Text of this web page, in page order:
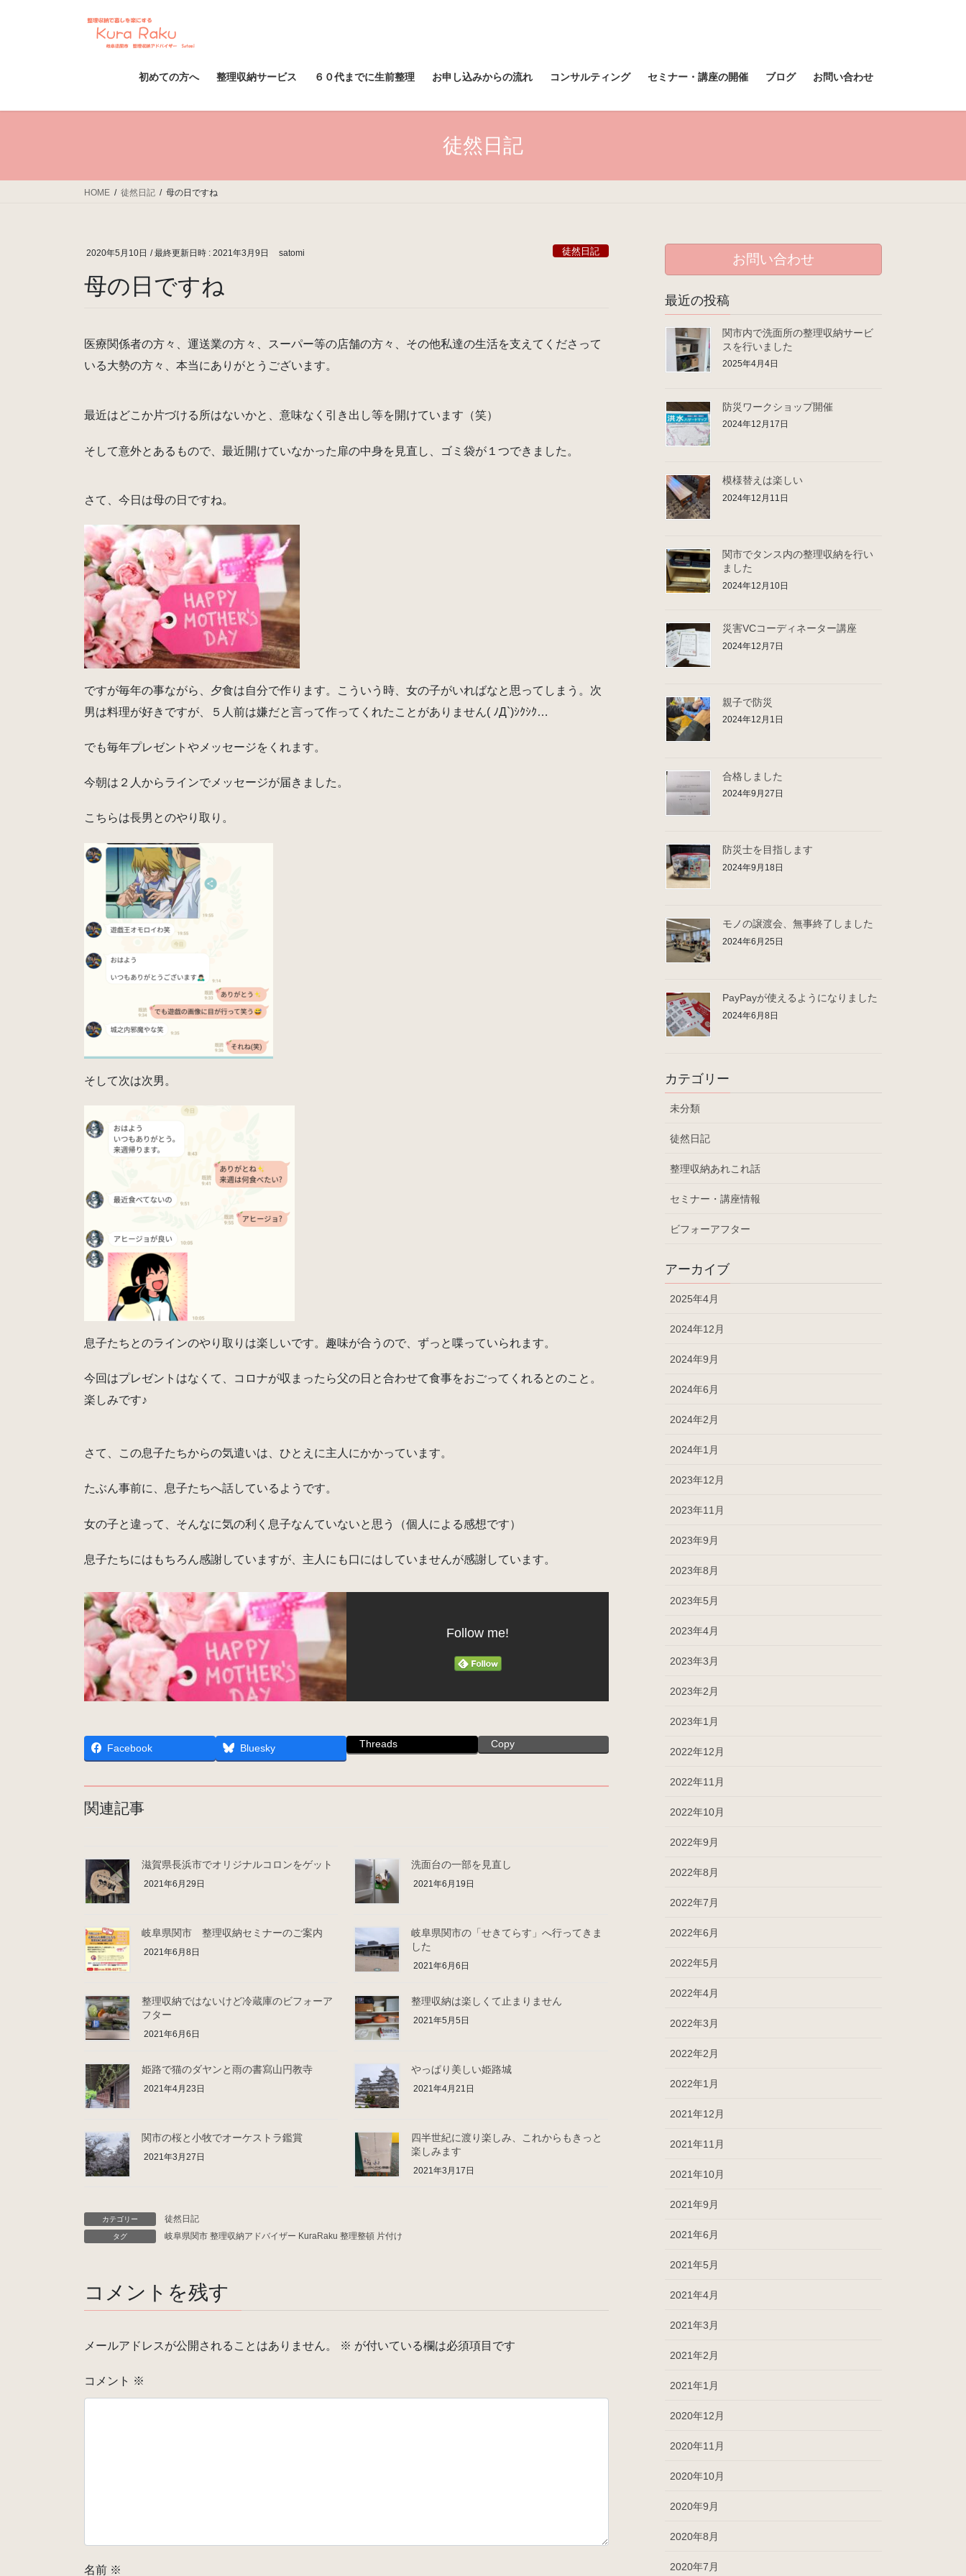
ス
ン
初めての方へ 整理収納サービス ６０代までに生前整理 お申し込みからの流れ コンサルティング セミナー・講座の開催 ブログ お問い合わせ
徒然日記
HOME 徒然日記 母の日ですね
2020年5月10日 / 最終更新日時 : 2021年3月9日 satomi 徒然日記
母の日ですね
医療関係者の方々、運送業の方々、スーパー等の店舗の方々、その他私達の生活を支えてくださって
いる大勢の方々、本当にありがとうございます。
最近はどこか片づける所はないかと、意味なく引き出し等を開けています（笑）
そして意外とあるもので、最近開けていなかった扉の中身を見直し、ゴミ袋が１つできました。
さて、今日は母の日ですね。
ですが毎年の事ながら、夕食は自分で作ります。こういう時、女の子がいればなと思ってしまう。次
男は料理が好きですが、５人前は嫌だと言って作ってくれたことがありません( ﾉД`)ｼｸｼｸ…
でも毎年プレゼントやメッセージをくれます。
今朝は２人からラインでメッセージが届きました。
こちらは長男とのやり取り。
そして次は次男。
息子たちとのラインのやり取りは楽しいです。趣味が合うので、ずっと喋っていられます。
今回はプレゼントはなくて、コロナが収まったら父の日と合わせて食事をおごってくれるとのこと。
楽しみです♪
さて、この息子たちからの気遣いは、ひとえに主人にかかっています。
たぶん事前に、息子たちへ話しているようです。
女の子と違って、そんなに気の利く息子なんていないと思う（個人による感想です）
息子たちにはもちろん感謝していますが、主人にも口にはしていませんが感謝しています。
Follow me!
Facebook Bluesky Threads Copy
関連記事
滋賀県長浜市でオリジナルコロンをゲット
2021年6月29日
洗面台の一部を見直し
2021年6月19日
岐阜県関市 整理収納セミナーのご案内
2021年6月8日
岐阜県関市の「せきてらす」へ行ってきま
した
2021年6月6日
整理収納ではないけど冷蔵庫のビフォーア
フター
2021年6月6日
整理収納は楽しくて止まりません
2021年5月5日
姫路で猫のダヤンと雨の書寫山円教寺
2021年4月23日
やっぱり美しい姫路城
2021年4月21日
関市の桜と小牧でオーケストラ鑑賞
2021年3月27日
四半世紀に渡り楽しみ、これからもきっと
楽しみます
2021年3月17日
カテゴリー 徒然日記
タグ 岐阜県関市 整理収納アドバイザー KuraRaku 整理整頓 片付け
コメントを残す
メールアドレスが公開されることはありません。 ※ が付いている欄は必須項目です
コメント ※
名前 ※
お問い合わせ
最近の投稿
関市内で洗面所の整理収納サービ
スを行いました
2025年4月4日
防災ワークショップ開催
2024年12月17日
模様替えは楽しい
2024年12月11日
関市でタンス内の整理収納を行い
ました
2024年12月10日
災害VCコーディネーター講座
2024年12月7日
親子で防災
2024年12月1日
合格しました
2024年9月27日
防災士を目指します
2024年9月18日
モノの譲渡会、無事終了しました
2024年6月25日
PayPayが使えるようになりました
2024年6月8日
カテゴリー
未分類
徒然日記
整理収納あれこれ話
セミナー・講座情報
ビフォーアフター
アーカイブ
2025年4月
2024年12月
2024年9月
2024年6月
2024年2月
2024年1月
2023年12月
2023年11月
2023年9月
2023年8月
2023年5月
2023年4月
2023年3月
2023年2月
2023年1月
2022年12月
2022年11月
2022年10月
2022年9月
2022年8月
2022年7月
2022年6月
2022年5月
2022年4月
2022年3月
2022年2月
2022年1月
2021年12月
2021年11月
2021年10月
2021年9月
2021年6月
2021年5月
2021年4月
2021年3月
2021年2月
2021年1月
2020年12月
2020年11月
2020年10月
2020年9月
2020年8月
2020年7月